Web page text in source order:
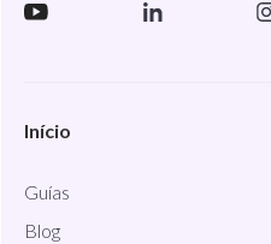
Início
Guías
Blog